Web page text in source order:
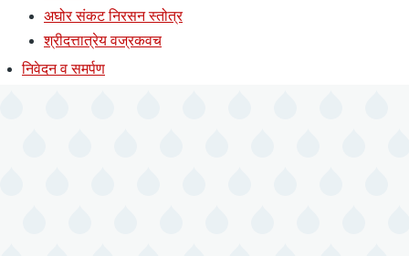
अघोर संकट निरसन स्तोत्र
श्रीदत्तात्रेय वज्रकवच
निवेदन व समर्पण